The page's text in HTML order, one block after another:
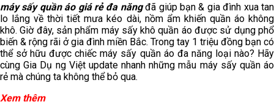
máy sấy quần áo giá rẻ đa năngđã giúp bạn & gia đình xua tan
lo lắng về thời tiết mưa kéo dài, nồm ẩm khiến quần áo không
khô. Giờ đây, sản phẩm máy sấy khô quần áo được sử dụng phổ
biến & rộng rãi ở gia đình miền Bắc. Trong tay 1 triệu đồng bạn có
thể sở hữu được chiếc máy sấy quần áo đa năng loại nào? Hãy
cùng Gia Dụ ng Việt update nhanh những mẫu máy sấy quần áo
rẻ mà chúng ta không thể bỏ qua.
Xem thêm